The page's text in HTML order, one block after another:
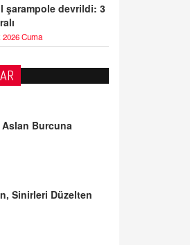
şarampole devrildi: 3
2026 Cuma
Sinirleri Düzelten
Tatmin: Bir Keşif